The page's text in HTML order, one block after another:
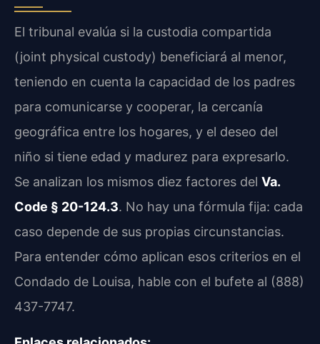
El tribunal evalúa si la custodia compartida
(joint physical custody) beneficiará al menor,
teniendo en cuenta la capacidad de los padres
para comunicarse y cooperar, la cercanía
geográfica entre los hogares, y el deseo del
niño si tiene edad y madurez para expresarlo.
Se analizan los mismos diez factores del Va.
Code § 20-124.3. No hay una fórmula fija: cada
caso depende de sus propias circunstancias.
Para entender cómo aplican esos criterios en el
Condado de Louisa, hable con el bufete al (888)
437-7747.